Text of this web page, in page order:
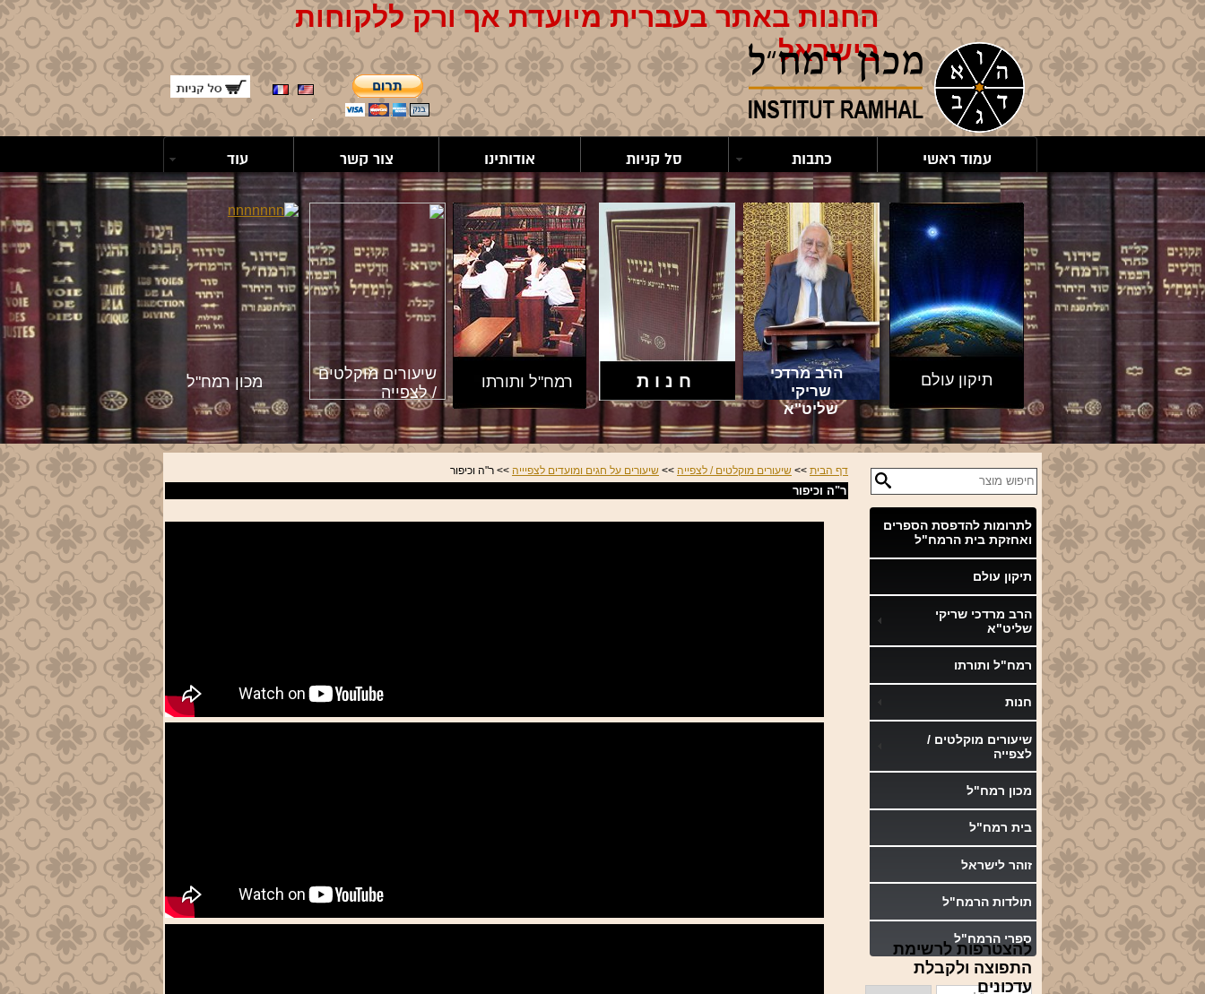
עמוד ראשי כתבות סל קניות אודותינו צור קשר עוד
תיקון עולם
הרב מרדכי
שריקי
שליט"א
חנות רמח"ל ותורתו
שיעורים מוקלטים
/ לצפייה
מכון רמח"ל
החנות באתר בעברית מיועדת אך ורק ללקוחות
בישראל
לתרומות להדפסת הספרים
ואחזקת בית הרמח"ל
תיקון עולם
הרב מרדכי שריקי
שליט"א
רמח"ל ותורתו
חנות
שיעורים מוקלטים /
לצפייה
מכון רמח"ל
בית רמח"ל
זוהר לישראל
תולדות הרמח"ל
ספרי הרמח"ל
שיעורים
הקבועים
ברמח"ל
מנחה לערבית
יום ג' שיעור באדיר במרום
בשעה 20:30
יום ה' שיעור בתיקוני זוהר
תניינא תיקונים חדשים
להצטרפות לרשימת
התפוצה ולקבלת
עדכונים
דף הבית >> שיעורים מוקלטים / לצפייה >> שיעורים על חגים ומועדים לצפיייה >> ר"ה וכיפור
ר"ה וכיפור